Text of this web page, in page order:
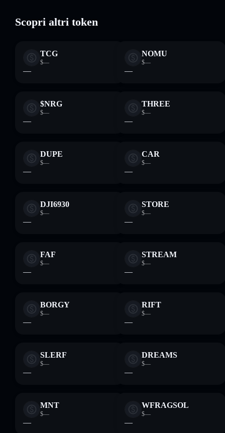
Scopri altri token
TCG
$—
—
NOMU
$—
—
$NRG
$—
—
THREE
$—
—
DUPE
$—
—
CAR
$—
—
DJI6930
$—
—
STORE
$—
—
FAF
$—
—
STREAM
$—
—
BORGY
$—
—
RIFT
$—
—
SLERF
$—
—
DREAMS
$—
—
MNT
$—
—
WFRAGSOL
$—
—